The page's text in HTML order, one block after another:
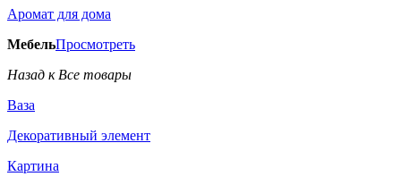
Аромат для дома
МебельПросмотреть
Назад к Все товары
Ваза
Декоративный элемент
Картина